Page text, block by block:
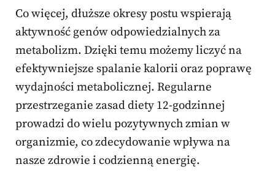
Co więcej, dłuższe okresy postu wspierają
aktywność genów odpowiedzialnych za
metabolizm. Dzięki temu możemy liczyć na
efektywniejsze spalanie kalorii oraz poprawę
wydajności metabolicznej. Regularne
przestrzeganie zasad diety 12-godzinnej
prowadzi do wielu pozytywnych zmian w
organizmie, co zdecydowanie wpływa na
nasze zdrowie i codzienną energię.